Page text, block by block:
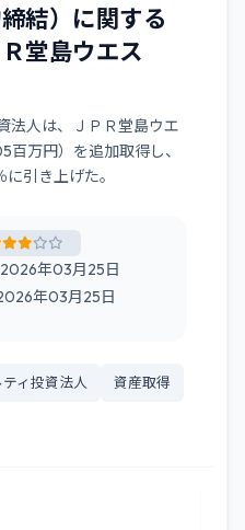
結）に関する
堂島ウエス
法人は、ＪＰＲ堂島ウエ
百万円）を追加取得し、
引き上げた。
年03月25日
年03月25日
ィ投資法人 資産取得